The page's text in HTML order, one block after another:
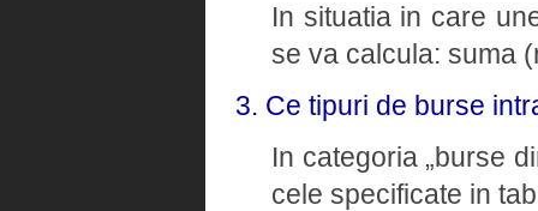
In situatia in care
se va calcula: suma
3. Ce tipuri de burse
In categoria „burse
cele specificate in